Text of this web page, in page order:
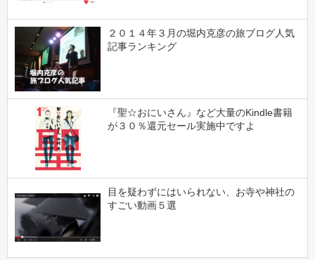
２０１４年３月の堀内克彦の旅ブログ人気
記事ランキング
『聖☆おにいさん』など大量のKindle書籍
が３０％還元セール実施中ですよ
目を疑わずにはいられない、お寺や神社の
すごい動画５選